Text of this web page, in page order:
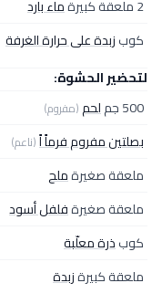
2 ملعقة كبيرة
ماء بارد
كوبزبدة على حرارة الغرفة
لتحضير الحشوة:
500 جم
لحم(مفروم)
بصلتين مفروم فرماً اً(ناعم)
ملعقة صغيرةملح
ملعقة صغيرةفلفل أسود
كوبذرة معلّبة
ملعقة كبيرةزبدة